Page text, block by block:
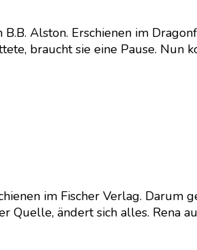
Alston. Erschienen im
braucht sie eine Pause.
im Fischer Verlag.
ändert sich alles. Rena